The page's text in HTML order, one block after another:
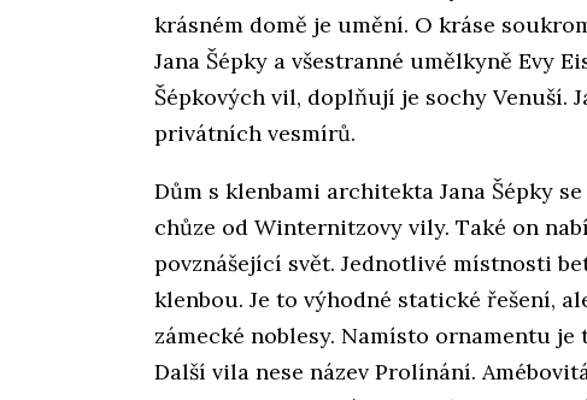
krásném domě je umění. O kráse
Jana Šépky a všestranné umělkyně Evy
Šépkových vil, doplňují je sochy Venuší.
privátních vesmírů.
Dům s klenbami architekta Jana Šépky
chůze od Winternitzovy vily. Také on
povznášející svět. Jednotlivé místnosti
klenbou. Je to výhodné statické řešení,
zámecké noblesy. Namísto ornamentu
Další vila nese název Prolínání.